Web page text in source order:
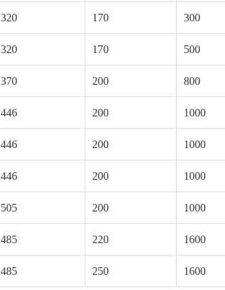
320 170 300
320 170 500
370 200 800
446 200 1000
446 200 1000
446 200 1000
505 200 1000
485 220 1600
485 250 1600